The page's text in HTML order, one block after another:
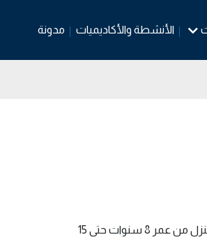
الأنشطة والأكاديميات مدونة
يقدم مركز أدهم للفنون دورات تدريبية لتعليم الأطفال الرسم المعماري وخطوات تصميم منزل من عمر 8 سنوات حتى 15